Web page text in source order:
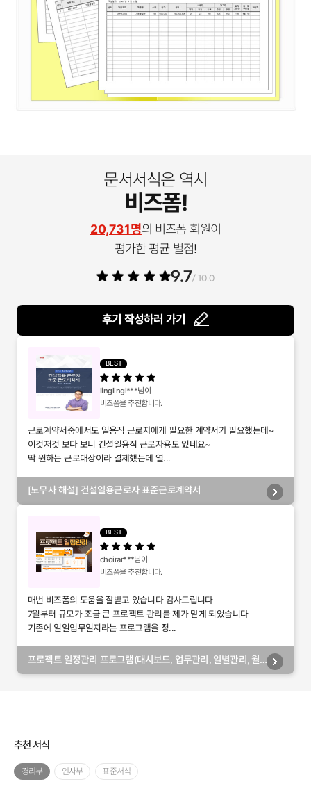
문서서식은 역시
비즈폼!
20,731명의 비즈폼 회원이
평가한 평균 별점!
9.7/ 10.0
후기 작성하러 가기
BEST
linglingi***님이
비즈폼을 추천합니다.
근로계약서중에서도 일용직 근로자에게 필요한 계약서가 필요했는데~
이것저것 보다 보니 건설일용직 근로자용도 있네요~
딱 원하는 근로대상이라 결제했는데 열...
[노무사 해설] 건설일용근로자 표준근로계약서
BEST
choirar***님이
비즈폼을 추천합니다.
매번 비즈폼의 도움을 잘받고 있습니다 감사드립니다
7월부터 규모가 조금 큰 프로젝트 관리를 제가 맡게 되었습니다
기존에 일일업무일지라는 프로그램을 정...
프로젝트 일정관리 프로그램(대시보드, 업무관리, 일별관리, 월
추천 서식
경리부 인사부 표준서식